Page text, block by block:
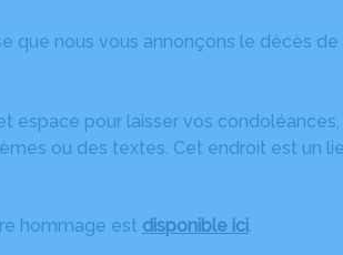
que nous vous annonçons le décès
espace pour laisser vos
ou des textes. Cet endroit est un
hommage est disponible ici.